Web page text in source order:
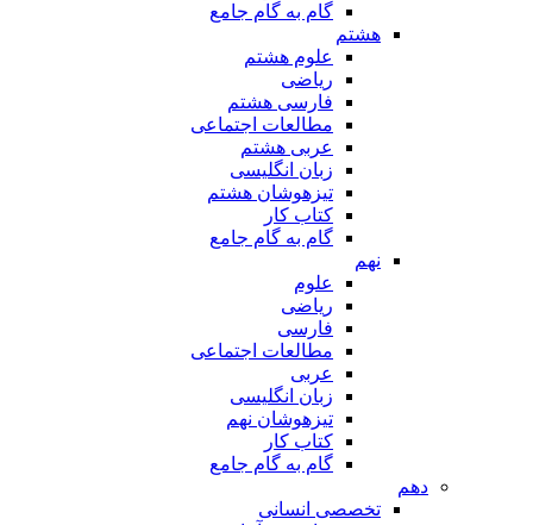
گام به گام جامع
هشتم
علوم هشتم
ریاضی
فارسی هشتم
مطالعات اجتماعی
عربی هشتم
زبان انگلیسی
تیزهوشان هشتم
کتاب کار
گام به گام جامع
نهم
علوم
ریاضی
فارسی
مطالعات اجتماعی
عربی
زبان انگلیسی
تیزهوشان نهم
کتاب کار
گام به گام جامع
دهم
تخصصی انسانی